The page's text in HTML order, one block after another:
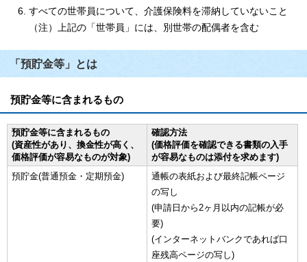
すべての世帯員について、介護保険料を滞納していないこと
（注）上記の「世帯員」には、別世帯の配偶者を含む
「預貯金等」とは
預貯金等に含まれるもの
預貯金等に含まれるもの
(資産性があり、換金性が高く、
価格評価が容易なものが対象)
確認方法
(価格評価を確認できる書類の入手
が容易なものは添付を求めます)
預貯金(普通預金・定期預金)
通帳の表紙および最終記帳ページ
の写し
(申請日から2ヶ月以内の記帳が必
要)
(インターネットバンクであれば口
座残高ページの写し)